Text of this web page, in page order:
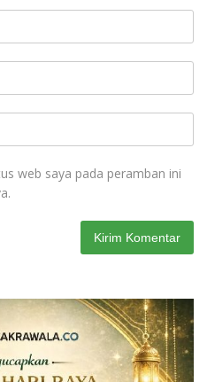
web saya pada peramban ini